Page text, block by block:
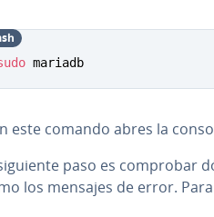
mariadb
este comando abres la
paso es comprobar
los mensajes de error.